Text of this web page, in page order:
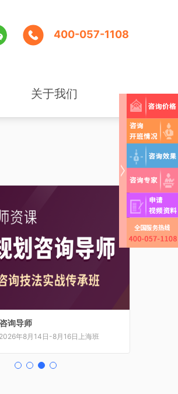
400-057-1108
关于我们
2026年8月07日-8月26日线上班
规划师
2026年8月8日-8月12日上海班
询导师
2026年8月14日-8月16日上海班
规划师
2026年8月21日-8月23日上海班